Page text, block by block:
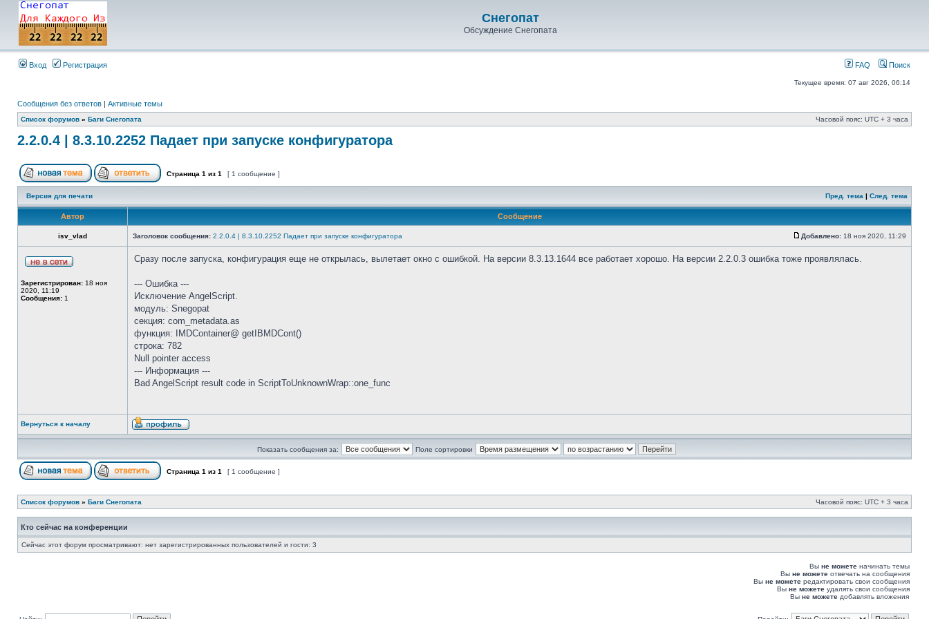
Снегопат
Обсуждение Снегопата
Вход Регистрация FAQ Поиск
Текущее время: 07 авг 2026, 06:14
Сообщения без ответов | Активные темы
Список форумов » Баги Снегопата Часовой пояс: UTC + 3 часа
2.2.0.4 | 8.3.10.2252 Падает при запуске конфигуратора
Страница 1 из 1 [ 1 сообщение ]
Версия для печати Пред. тема | След. тема
Автор Сообщение
isv_vlad Заголовок сообщения: 2.2.0.4 | 8.3.10.2252 Падает при запуске конфигуратора Добавлено: 18 ноя 2020, 11:29
Зарегистрирован: 18 ноя
2020, 11:19
Сообщения: 1
Сразу после запуска, конфигурация еще не открылась, вылетает окно с ошибкой. На версии 8.3.13.1644 все работает хорошо. На версии 2.2.0.3 ошибка тоже проявлялась.
--- Ошибка ---
Исключение AngelScript.
модуль: Snegopat
секция: com_metadata.as
функция: IMDContainer@ getIBMDCont()
строка: 782
Null pointer access
--- Информация ---
Bad AngelScript result code in ScriptToUnknownWrap::one_func
Вернуться к началу
Показать сообщения за: Поле сортировки
Страница 1 из 1 [ 1 сообщение ]
Список форумов » Баги Снегопата Часовой пояс: UTC + 3 часа
Кто сейчас на конференции
Сейчас этот форум просматривают: нет зарегистрированных пользователей и гости: 3
Вы не можете начинать темы
Вы не можете отвечать на сообщения
Вы не можете редактировать свои сообщения
Вы не можете удалять свои сообщения
Вы не можете добавлять вложения